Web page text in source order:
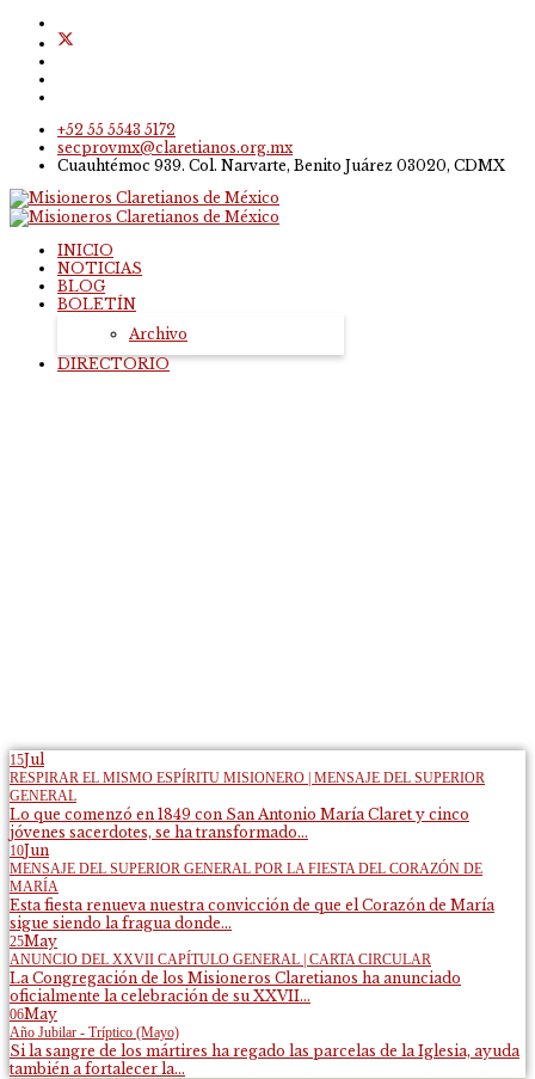
+52 55 5543 5172
secprovmx@claretianos.org.mx
Cuauhtémoc 939. Col. Narvarte, Benito Juárez 03020, CDMX
INICIO
NOTICIAS
BLOG
BOLETÍN
Archivo
DIRECTORIO
15Jul
RESPIRAR EL MISMO ESPÍRITU MISIONERO | MENSAJE DEL SUPERIOR
GENERAL
Lo que comenzó en 1849 con San Antonio María Claret y cinco
jóvenes sacerdotes, se ha transformado...
10Jun
MENSAJE DEL SUPERIOR GENERAL POR LA FIESTA DEL CORAZÓN DE
MARÍA
Esta fiesta renueva nuestra convicción de que el Corazón de María
sigue siendo la fragua donde...
25May
ANUNCIO DEL XXVII CAPÍTULO GENERAL | CARTA CIRCULAR
La Congregación de los Misioneros Claretianos ha anunciado
oficialmente la celebración de su XXVII...
06May
Año Jubilar - Tríptico (Mayo)
Si la sangre de los mártires ha regado las parcelas de la Iglesia, ayuda
también a fortalecer la...